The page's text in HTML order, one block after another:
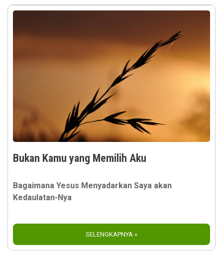
Bukan Kamu yang Memilih Aku
Bagaimana Yesus Menyadarkan Saya akan
Kedaulatan-Nya
SELENGKAPNYA »